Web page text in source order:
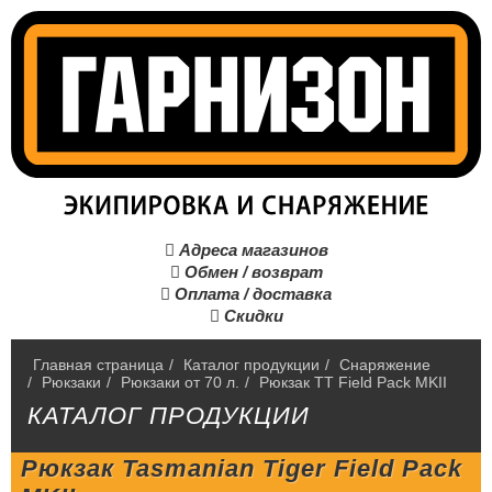
 Адреса магазинов
 Обмен / возврат
 Оплата / доставка
 Скидки
Главная страница / Каталог продукции / Снаряжение
/
Рюкзаки / Рюкзаки от 70 л. / Рюкзак TT Field Pack MKII
КАТАЛОГ ПРОДУКЦИИ
Рюкзак Tasmanian Tiger Field Pack